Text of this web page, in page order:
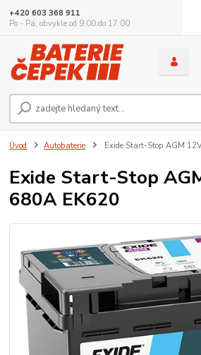
+420 603 368 911
Po - Pá, obvykle od 9:00 do 17:00
Úvod Autobaterie Exide Start-Stop AGM
Exide Start-Stop
680A EK620